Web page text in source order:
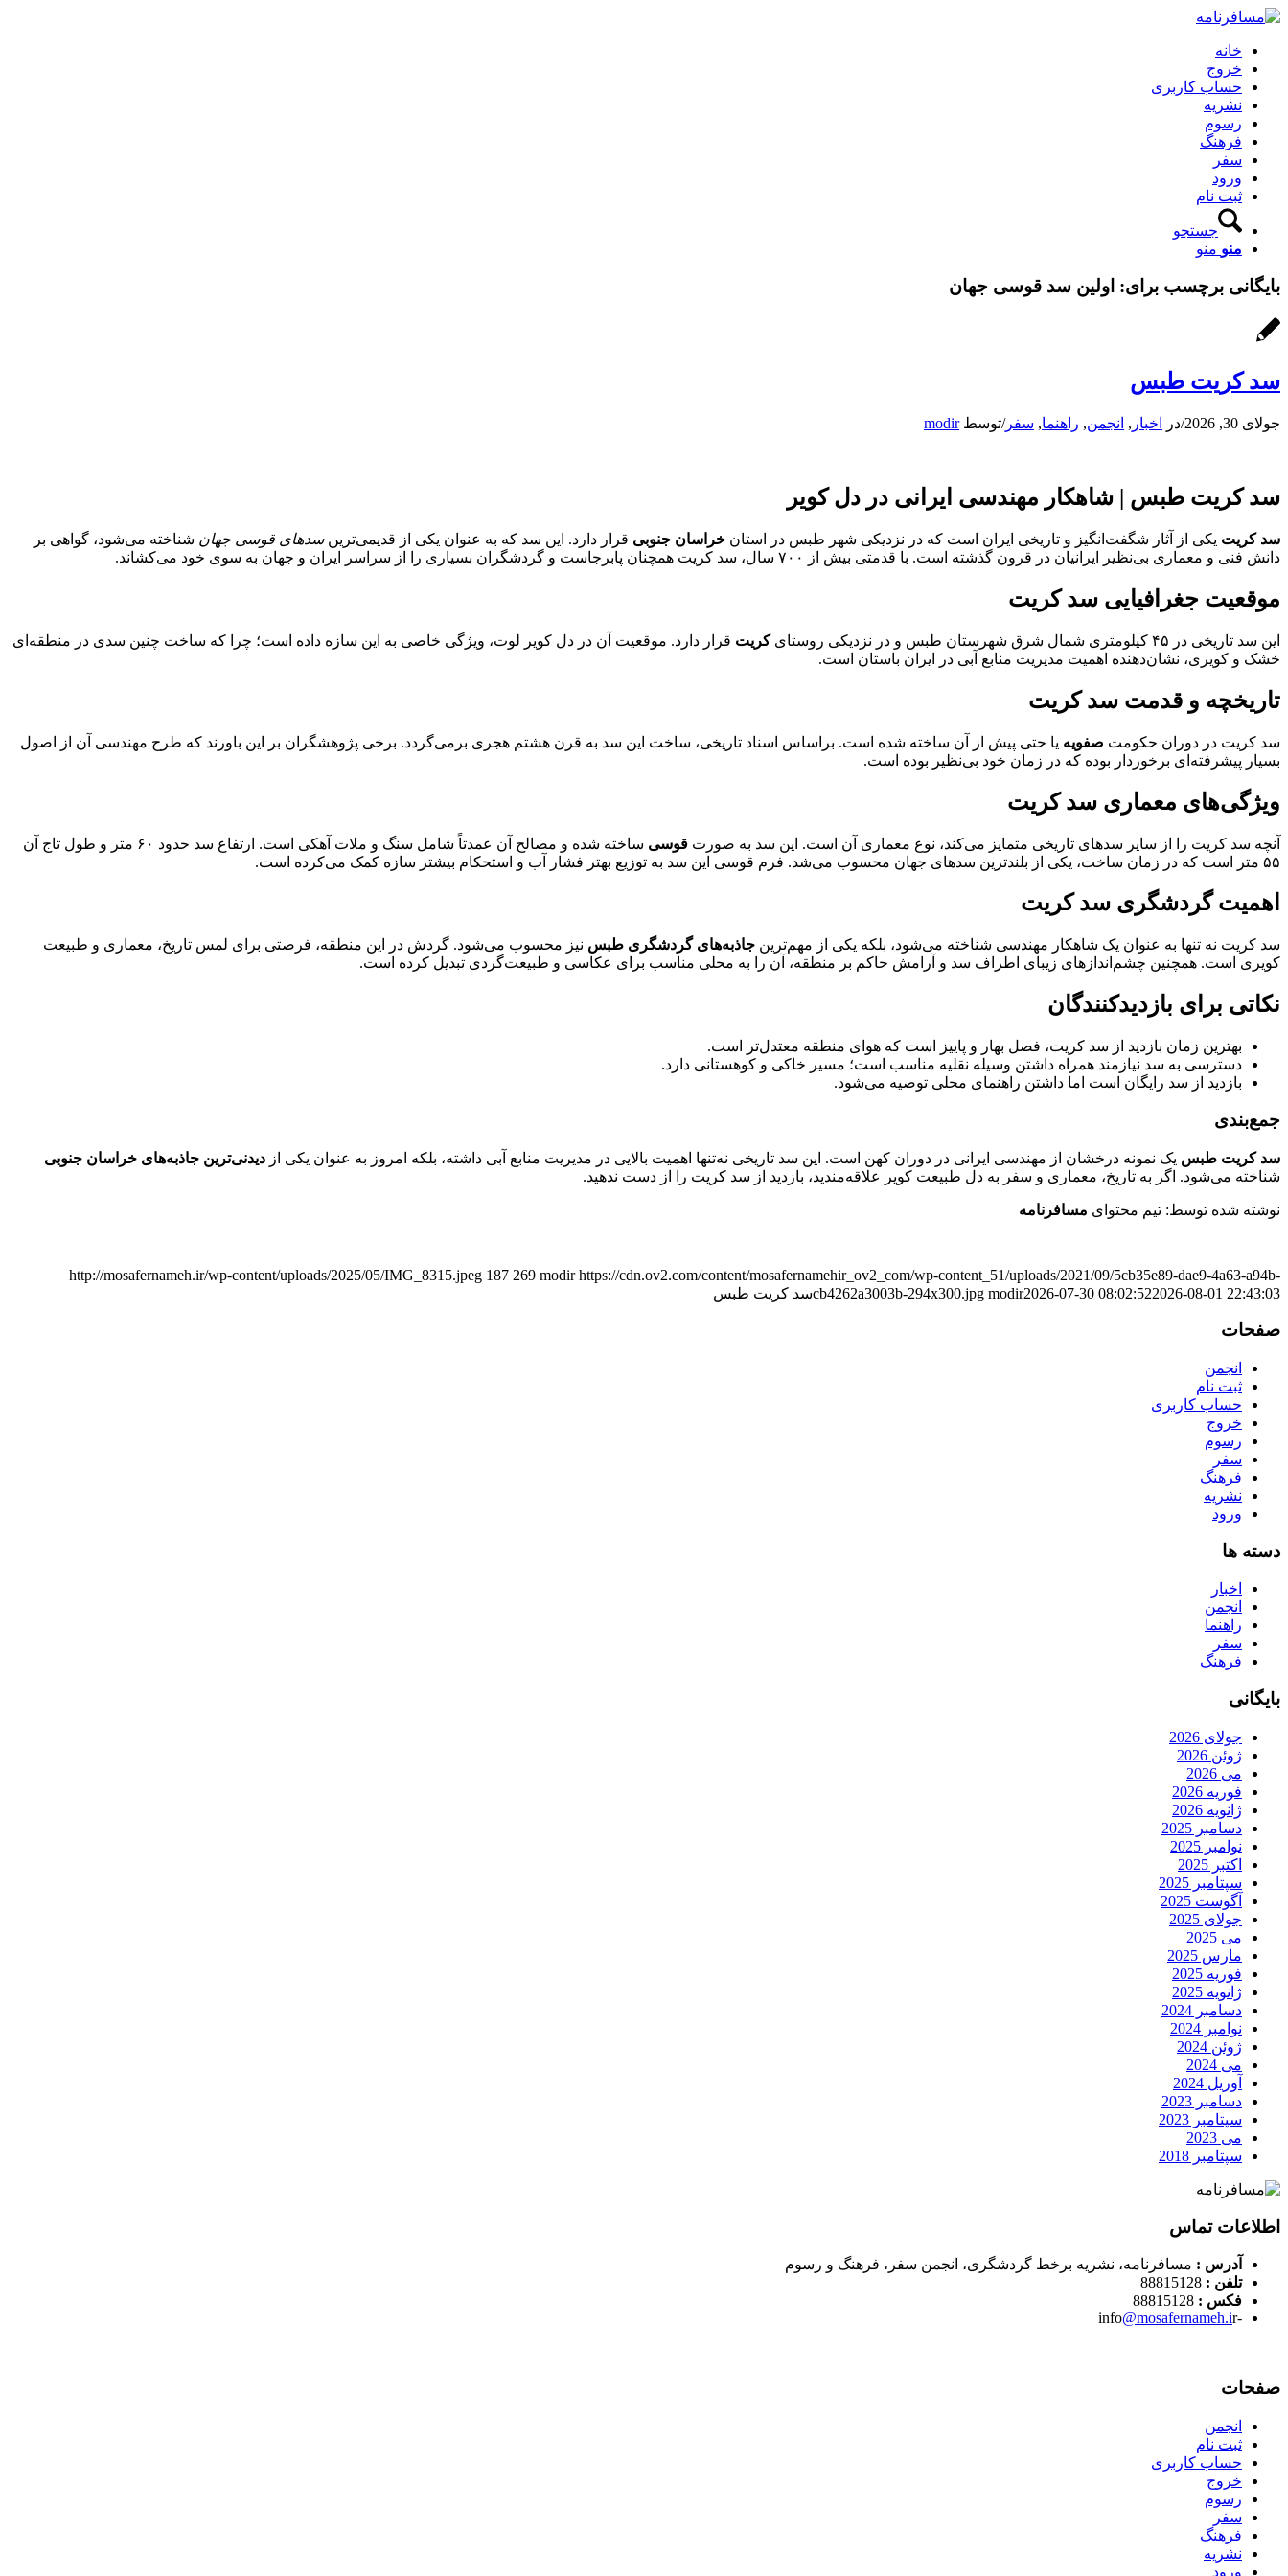
خانه
خروج
حساب کاربری
نشریه
رسوم
فرهنگ
سفر
ورود
ثبت نام
جستجو
منو منو
بایگانی برچسب برای: اولین سد قوسی جهان
سد کریت طبس
جولای 30, 2026 /در اخبار , انجمن, راهنما, سفر/توسطmodir
سد کریت طبس | شاهکار مهندسی ایرانی در دل کویر
سد کریت یکی از آثار شگفت‌انگیز و تاریخی ایران است که در نزدیکی شهر طبس در استان خراسان جنوبی قرار دارد. این سد که به عنوان یکی از قدیمی‌ترینسدهای قوسی جهان شناخته می‌شود، گواهی بر
دانش فنی و معماری بی‌نظیر ایرانیان در قرون گذشته است. با قدمتی بیش از ۷۰۰ سال، سد کریت همچنان پابرجاست و گردشگران بسیاری را از سراسر ایران و جهان به سوی خود می‌کشاند.
موقعیت جغرافیایی سد کریت
این سد تاریخی در ۴۵ کیلومتری شمال شرق شهرستان طبس و در نزدیکی روستای کریت قرار دارد. موقعیت آن در دل کویر لوت، ویژگی خاصی به این سازه داده است؛ چرا که ساخت چنین سدی در منطقه‌ای
خشک و کویری، نشان‌دهنده اهمیت مدیریت منابع آبی در ایران باستان است.
تاریخچه و قدمت سد کریت
سد کریت در دوران حکومت صفویه یا حتی پیش از آن ساخته شده است. براساس اسناد تاریخی، ساخت این سد به قرن هشتم هجری برمی‌گردد. برخی پژوهشگران بر این باورند که طرح مهندسی آن از اصول
بسیار پیشرفته‌ای برخوردار بوده که در زمان خود بی‌نظیر بوده است.
ویژگی‌های معماری سد کریت
آنچه سد کریت را از سایر سدهای تاریخی متمایز می‌کند، نوع معماری آن است. این سد به صورت قوسی
ساخته شده و مصالح آن عمدتاً شامل سنگ و ملات آهکی است. ارتفاع سد حدود ۶۰ متر و طول تاج آن
۵۵ متر است که در زمان ساخت، یکی از بلندترین سدهای جهان محسوب می‌شد. فرم قوسی این سد به توزیع بهتر فشار آب و استحکام بیشتر سازه کمک می‌کرده است.
اهمیت گردشگری سد کریت
سد کریت نه تنها به عنوان یک شاهکار مهندسی شناخته می‌شود، بلکه یکی از مهم‌ترین جاذبه‌های گردشگری طبس نیز محسوب می‌شود. گردش در این منطقه، فرصتی برای لمس تاریخ، معماری و طبیعت
کویری است. همچنین چشم‌اندازهای زیبای اطراف سد و آرامش حاکم بر منطقه، آن را به محلی مناسب برای عکاسی و طبیعت‌گردی تبدیل کرده است.
نکاتی برای بازدیدکنندگان
بهترین زمان بازدید از سد کریت، فصل بهار و پاییز است که هوای منطقه معتدل‌تر است.
دسترسی به سد نیازمند همراه داشتن وسیله نقلیه مناسب است؛ مسیر خاکی و کوهستانی دارد.
بازدید از سد رایگان است اما داشتن راهنمای محلی توصیه می‌شود.
جمع‌بندی
سد کریت طبس یک نمونه درخشان از مهندسی ایرانی در دوران کهن است. این سد تاریخی نه‌تنها اهمیت بالایی در مدیریت منابع آبی داشته، بلکه امروز به عنوان یکی از دیدنی‌ترین جاذبه‌های خراسان جنوبی
شناخته می‌شود. اگر به تاریخ، معماری و سفر به دل طبیعت کویر علاقه‌مندید، بازدید از سد کریت را از دست ندهید.
نوشته شده توسط: تیم محتوای مسافرنامه
http://mosafernameh.ir/wp-content/uploads/2025/05/IMG_8315.jpeg 187 269 modir https://cdn.ov2.com/content/mosafernamehir_ov2_com/wp-content_51/uploads/2021/09/5cb35e89-dae9-4a63-a94b-
cb4262a3003b-294x300.jpg modir2026-07-30 08:02:522026-08-01 22:43:03 سد کریت طبس
صفحات
انجمن
ثبت نام
حساب کاربری
خروج
رسوم
سفر
فرهنگ
نشریه
ورود
دسته ها
اخبار
انجمن
راهنما
سفر
فرهنگ
بایگانی
جولای 2026
ژوئن 2026
می 2026
فوریه 2026
ژانویه 2026
دسامبر 2025
نوامبر 2025
اکتبر 2025
سپتامبر 2025
آگوست 2025
جولای 2025
می 2025
مارس 2025
فوریه 2025
ژانویه 2025
دسامبر 2024
نوامبر 2024
ژوئن 2024
می 2024
آوریل 2024
دسامبر 2023
سپتامبر 2023
می 2023
سپتامبر 2018
اطلاعات تماس
آدرس : مسافرنامه، نشریه برخط گردشگری، انجمن سفر، فرهنگ و رسوم
تلفن :
فکس :
-info
@mosafernameh.ir
صفحات
انجمن
ثبت نام
حساب کاربری
خروج
رسوم
سفر
فرهنگ
نشریه
ورود